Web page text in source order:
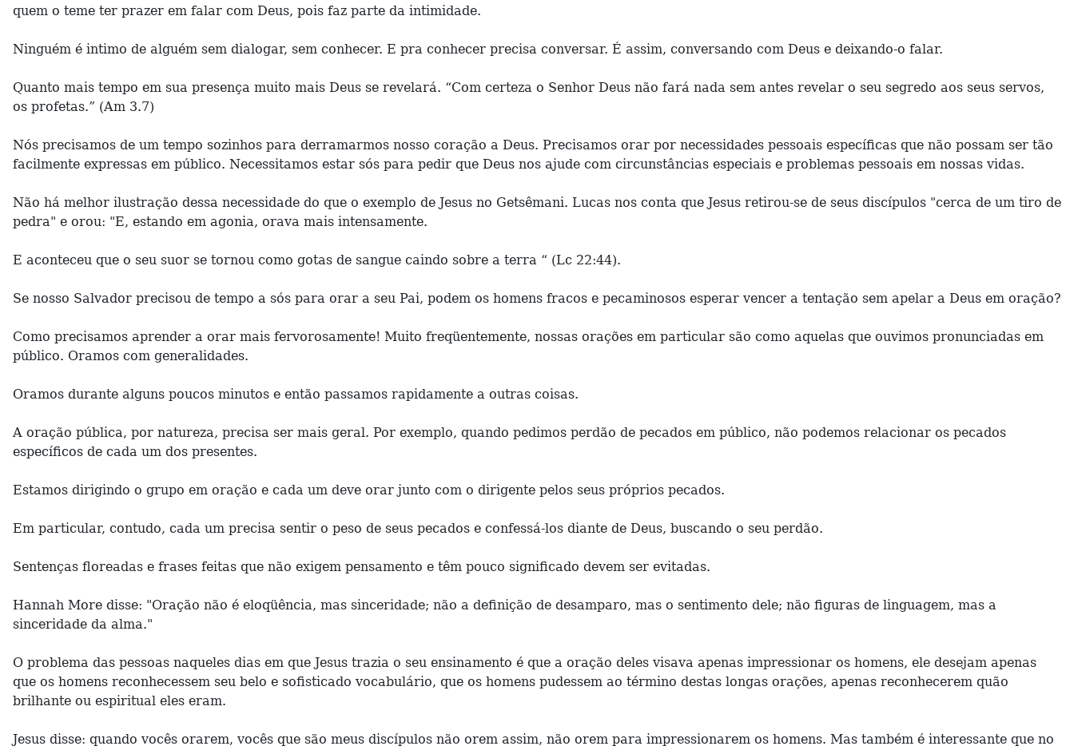
quem o teme ter prazer em falar com Deus, pois faz parte da intimidade.
Ninguém é intimo de alguém sem dialogar, sem conhecer. E pra conhecer precisa conversar. É assim, conversando com Deus e deixando-o falar.
Quanto mais tempo em sua presença muito mais Deus se revelará. “Com certeza o Senhor Deus não fará nada sem antes revelar o seu segredo aos seus servos,
os profetas.” (Am 3.7)
Nós precisamos de um tempo sozinhos para derramarmos nosso coração a Deus. Precisamos orar por necessidades pessoais específicas que não possam ser tão
facilmente expressas em público. Necessitamos estar sós para pedir que Deus nos ajude com circunstâncias especiais e problemas pessoais em nossas vidas.
Não há melhor ilustração dessa necessidade do que o exemplo de Jesus no Getsêmani. Lucas nos conta que Jesus retirou-se de seus discípulos "cerca de um tiro de
pedra" e orou: "E, estando em agonia, orava mais intensamente.
E aconteceu que o seu suor se tornou como gotas de sangue caindo sobre a terra “ (Lc 22:44).
Se nosso Salvador precisou de tempo a sós para orar a seu Pai, podem os homens fracos e pecaminosos esperar vencer a tentação sem apelar a Deus em oração?
Como precisamos aprender a orar mais fervorosamente! Muito freqüentemente, nossas orações em particular são como aquelas que ouvimos pronunciadas em
público. Oramos com generalidades.
Oramos durante alguns poucos minutos e então passamos rapidamente a outras coisas.
A oração pública, por natureza, precisa ser mais geral. Por exemplo, quando pedimos perdão de pecados em público, não podemos relacionar os pecados
específicos de cada um dos presentes.
Estamos dirigindo o grupo em oração e cada um deve orar junto com o dirigente pelos seus próprios pecados.
Em particular, contudo, cada um precisa sentir o peso de seus pecados e confessá-los diante de Deus, buscando o seu perdão.
Sentenças floreadas e frases feitas que não exigem pensamento e têm pouco significado devem ser evitadas.
Hannah More disse: "Oração não é eloqüência, mas sinceridade; não a definição de desamparo, mas o sentimento dele; não figuras de linguagem, mas a
sinceridade da alma."
O problema das pessoas naqueles dias em que Jesus trazia o seu ensinamento é que a oração deles visava apenas impressionar os homens, ele desejam apenas
que os homens reconhecessem seu belo e sofisticado vocabulário, que os homens pudessem ao término destas longas orações, apenas reconhecerem quão
brilhante ou espiritual eles eram.
Jesus disse: quando vocês orarem, vocês que são meus discípulos não orem assim, não orem para impressionarem os homens. Mas também é interessante que no